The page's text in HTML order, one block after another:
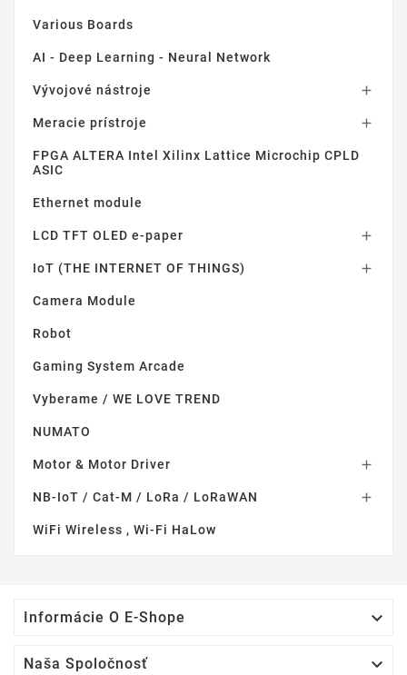
Various Boards
AI - Deep Learning - Neural Network
Vývojové nástroje 
Meracie prístroje 
FPGA ALTERA Intel Xilinx Lattice Microchip CPLD
ASIC
Ethernet module
LCD TFT OLED e-paper 
IoT (THE INTERNET OF THINGS) 
Camera Module
Robot
Gaming System Arcade
Vyberame / WE LOVE TREND
NUMATO
Motor & Motor Driver 
NB-IoT / Cat-M / LoRa / LoRaWAN 
WiFi Wireless , Wi-Fi HaLow
Informácie O E-Shope 
Naša Spoločnosť 